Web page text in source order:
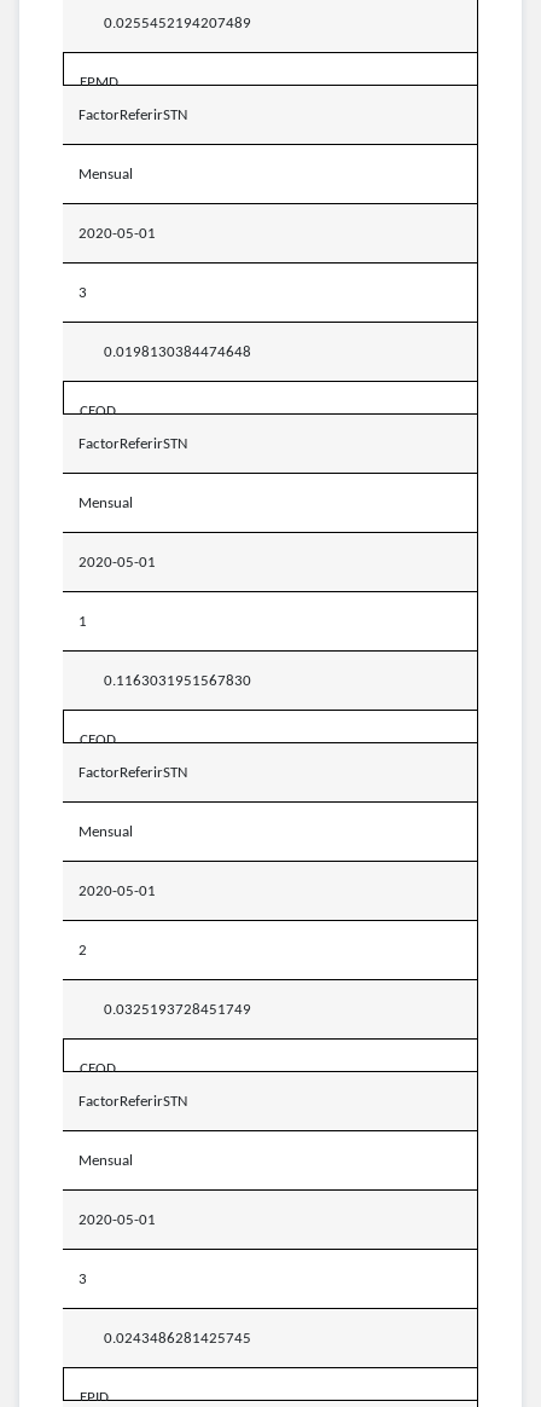
0.0255452194207489
EPMD
FactorReferirSTN
Mensual
2020-05-01
3
0.0198130384474648
CEOD
FactorReferirSTN
Mensual
2020-05-01
1
0.1163031951567830
CEOD
FactorReferirSTN
Mensual
2020-05-01
2
0.0325193728451749
CEOD
FactorReferirSTN
Mensual
2020-05-01
3
0.0243486281425745
EPID